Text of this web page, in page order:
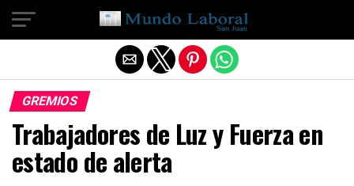
GREMIOS
Trabajadores de Luz y Fuerza en
estado de alerta
Salir de la versión móvil